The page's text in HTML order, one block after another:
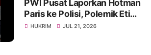
PWI Pusat Laporkan Hotman
Paris ke Polisi, Polemik Etika
dan Kebebasan Pers
HUKRIM JUL 21, 2026